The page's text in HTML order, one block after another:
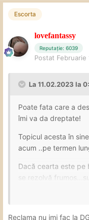
Escorta
lovefantassy
Reputație: 6039
Postat Februarie
La 11.02.2023 la
Poate fata care a
îmi va da dreptate!
Topicul acesta în
acum ..pe termen
Dacă cearta este pe
se rezolvă
Suntem femei și se
Dacă este
Reclama nu imi fac la